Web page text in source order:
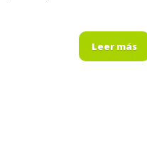
Leer más